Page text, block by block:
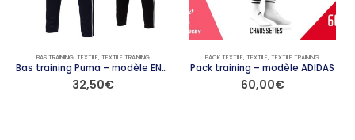
BAS TRAINING, TEXTILE, TEXTILE TRAINING
Bas training Puma – modèle ENTRY
32,50€
PACK TEXTILE, TEXTILE, TEXTILE TRAINING
Pack training – modèle ADIDAS
60,00€